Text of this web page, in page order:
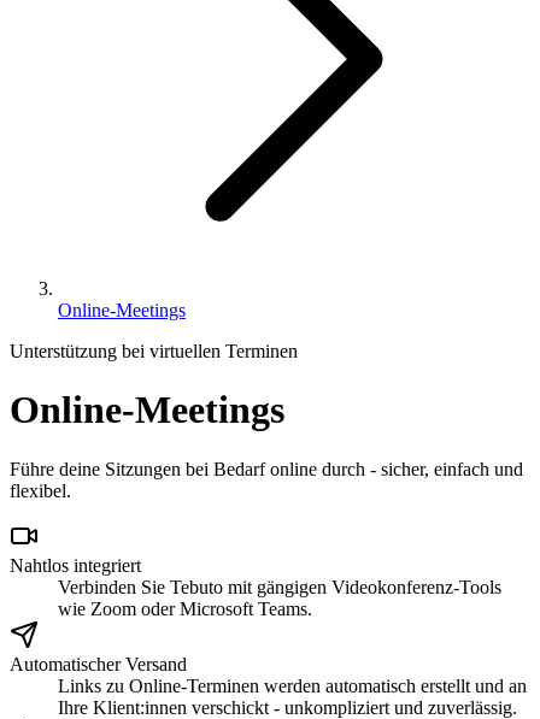
Online-Meetings
Unterstützung bei virtuellen Terminen
Online-Meetings
Führe deine Sitzungen bei Bedarf online durch - sicher, einfach und
flexibel.
Nahtlos integriert
Verbinden Sie Tebuto mit gängigen Videokonferenz-Tools
wie Zoom oder Microsoft Teams.
Automatischer Versand
Links zu Online-Terminen werden automatisch erstellt und an
Ihre Klient:innen verschickt - unkompliziert und zuverlässig.